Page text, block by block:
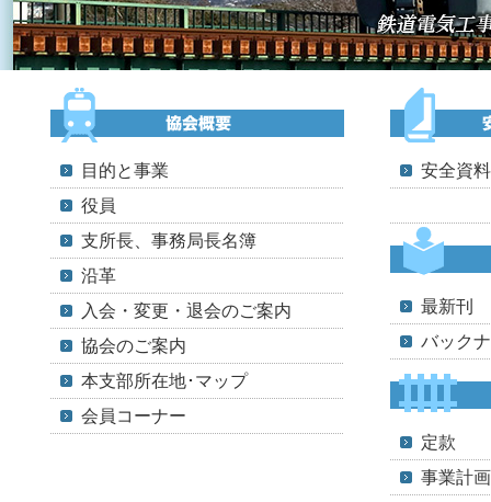
目的と事業
役員
支所長、事務局長名簿
沿革
入会・変更・退会のご案内
協会のご案内
本支部所在地･マップ
会員コーナー
安全資
最新刊
バック
定款
事業計